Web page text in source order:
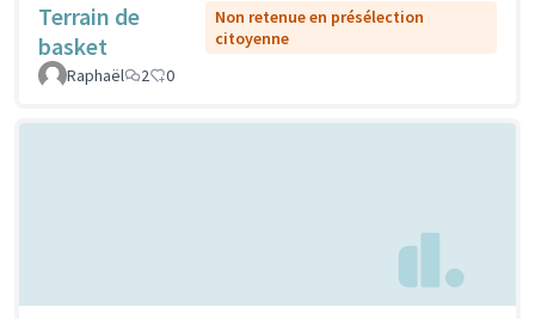
Terrain de
basket
Non retenue en présélection
citoyenne
Raphaël
2 0